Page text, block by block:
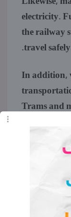
electricity.
the railway
travel
In addition,
Trams and
people
due to
modern
There are
energy in
don’t turn